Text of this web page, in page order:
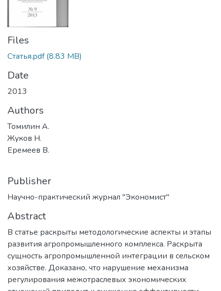
Files
Статья.pdf(8.83 MB)
Date
2013
Authors
Томилин А.
Жуков Н.
Еремеев В.
Publisher
Научно-практический журнал "Экономист"
Abstract
В статье раскрыты методологические аспекты и этапы
развития агропромышленного комплекса. Раскрыта
сущность агропромышленной интеграции в сельском
хозяйстве. Доказано, что нарушение механизма
регулирования межотраслевых экономических